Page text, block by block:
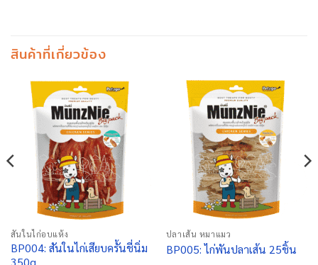
สินค้าที่เกี่ยวข้อง
สันในไก่อบแห้ง
BP004: สันในไก่เสียบครั้นชี่นิ่ม
ปลาเส้น หมาแมว
BP005: ไก่พันปลาเส้น 25ชิ้น